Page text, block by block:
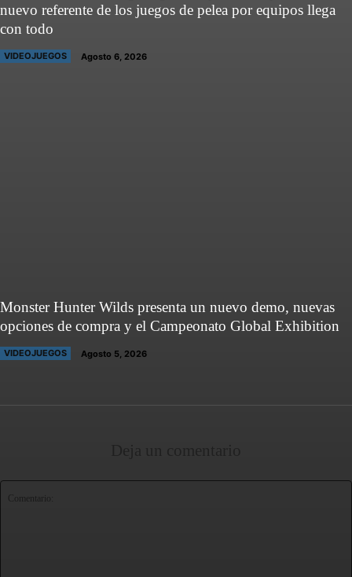
nuevo referente de los juegos de pelea por equipos llega
con todo
VIDEOJUEGOS Agosto 6, 2026
Monster Hunter Wilds presenta un nuevo demo, nuevas
opciones de compra y el Campeonato Global Exhibition
VIDEOJUEGOS Agosto 5, 2026